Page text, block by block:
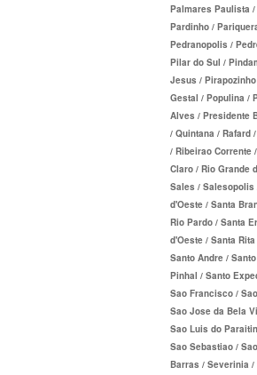
SÃO
PLANO DE
PLANO DE
PLANO DE
PLANO DE
PLANO DE
PLANO DE
PLANO DE
PLANO DE
PLANO DE
Palmares Paulista
Pardinho /
Pedranopolis /
Pilar do Sul /
Jesus /
Gestal / Populina /
Alves / Presidente
/ Quintana / Rafard
/ Ribeirao Corrente
Claro / Rio Grande
Sales / Salesopolis
d'Oeste / Santa
Rio Pardo / Santa
d'Oeste / Santa
Santo Andre /
Pinhal / Santo
Sao Francisco /
Sao Jose da Bela
Sao Luis do
Sao Sebastiao /
Barras / Severinia /